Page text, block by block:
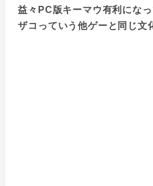
益々PC版キーマウ有利にな
ザコっていう他ゲーと同じ文